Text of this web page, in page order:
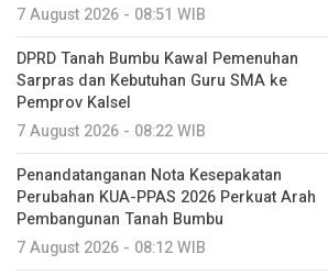
7 August 2026 - 08:51 WIB
DPRD Tanah Bumbu Kawal Pemenuhan
Sarpras dan Kebutuhan Guru SMA ke
Pemprov Kalsel
7 August 2026 - 08:22 WIB
Penandatanganan Nota Kesepakatan
Perubahan KUA-PPAS 2026 Perkuat Arah
Pembangunan Tanah Bumbu
7 August 2026 - 08:12 WIB